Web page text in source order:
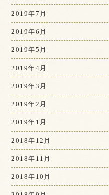
2019年7月
2019年6月
2019年5月
2019年4月
2019年3月
2019年2月
2019年1月
2018年12月
2018年11月
2018年10月